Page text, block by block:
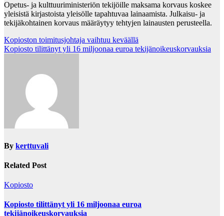
Opetus- ja kulttuuriministeriön tekijöille maksama korvaus koskee
yleisistä kirjastoista yleisölle tapahtuvaa lainaamista. Julkaisu- ja
tekijäkohtainen korvaus määräytyy tehtyjen lainausten perusteella.
Post
navigation
Kopioston toimitusjohtaja vaihtuu keväällä
Kopiosto tilittänyt yli 16 miljoonaa euroa tekijänoikeuskorvauksia
By kerttuvali
Related Post
Kopiosto
Kopiosto tilittänyt yli 16 miljoonaa euroa
tekijänoikeuskorvauksia